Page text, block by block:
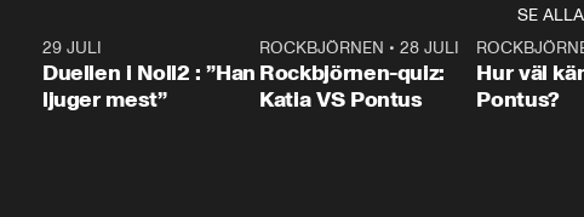
SE ALLA
29 JULI
Duellen i Noll2 : ”Han
ljuger mest”
0:15
ROCKBJÖRNEN •28 JULI
Rockbjörnen-quiz:
Katia VS Pontus
Hur väl
Pontus?